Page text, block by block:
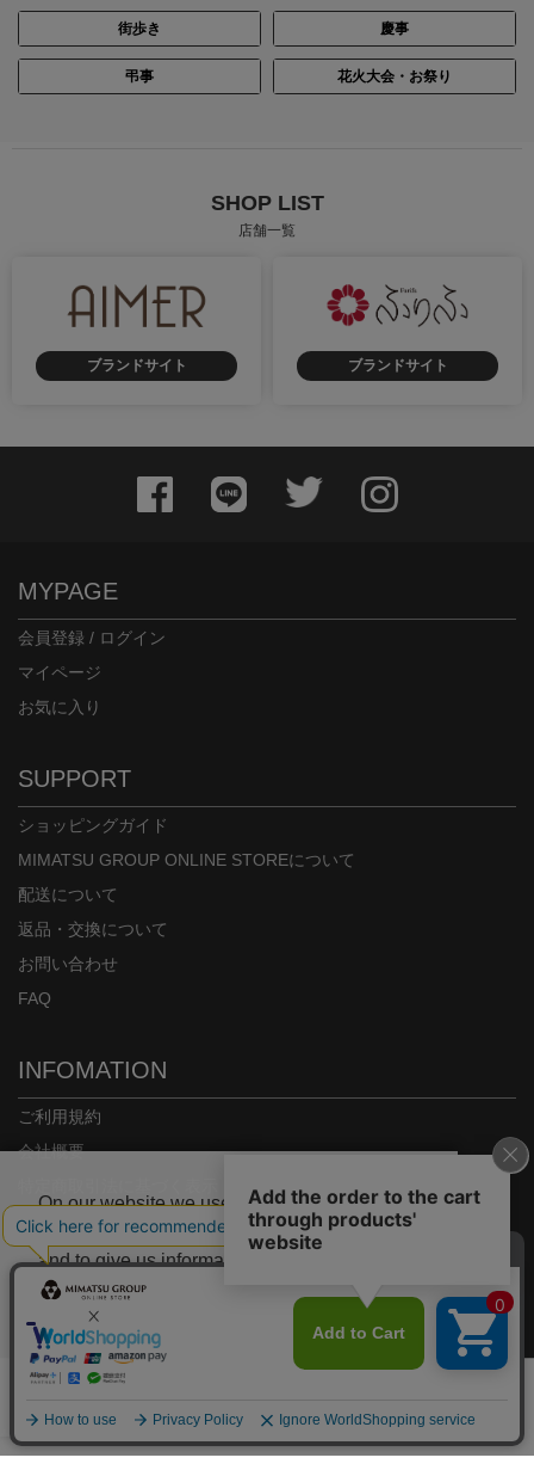
街歩き 慶事
弔事 花火大会・お祭り
SHOP LIST
店舗一覧
ブランドサイト ブランドサイト
MYPAGE
会員登録 / ログイン
マイページ
お気に入り
SUPPORT
ショッピングガイド
MIMATSU GROUP ONLINE STOREについて
配送について
返品・交換について
お問い合わせ
FAQ
INFOMATION
ご利用規約
会社概要
プライバシーポリシー
Copyright© MIMATSU.CO.,LTD. ALL RIGHTS RESERVED.
On our website we use some cookies. These
are necessary for our site to work properly
and to give us information about how our site
is used.
Deny Accept